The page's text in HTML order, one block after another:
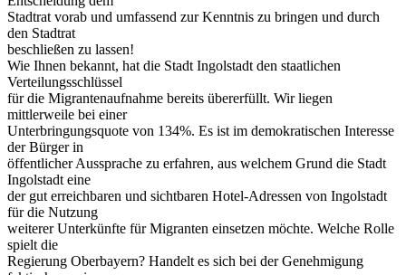
Stadtrat vorab und umfassend zur Kenntnis zu bringen und durch
den Stadtrat
beschließen zu lassen!
Wie Ihnen bekannt, hat die Stadt Ingolstadt den staatlichen
Verteilungsschlüssel
für die Migrantenaufnahme bereits übererfüllt. Wir liegen
mittlerweile bei einer
Unterbringungsquote von 134%. Es ist im demokratischen Interesse
der Bürger in
öffentlicher Aussprache zu erfahren, aus welchem Grund die Stadt
Ingolstadt eine
der gut erreichbaren und sichtbaren Hotel-Adressen von Ingolstadt
für die Nutzung
weiterer Unterkünfte für Migranten einsetzen möchte. Welche Rolle
spielt die
Regierung Oberbayern? Handelt es sich bei der Genehmigung